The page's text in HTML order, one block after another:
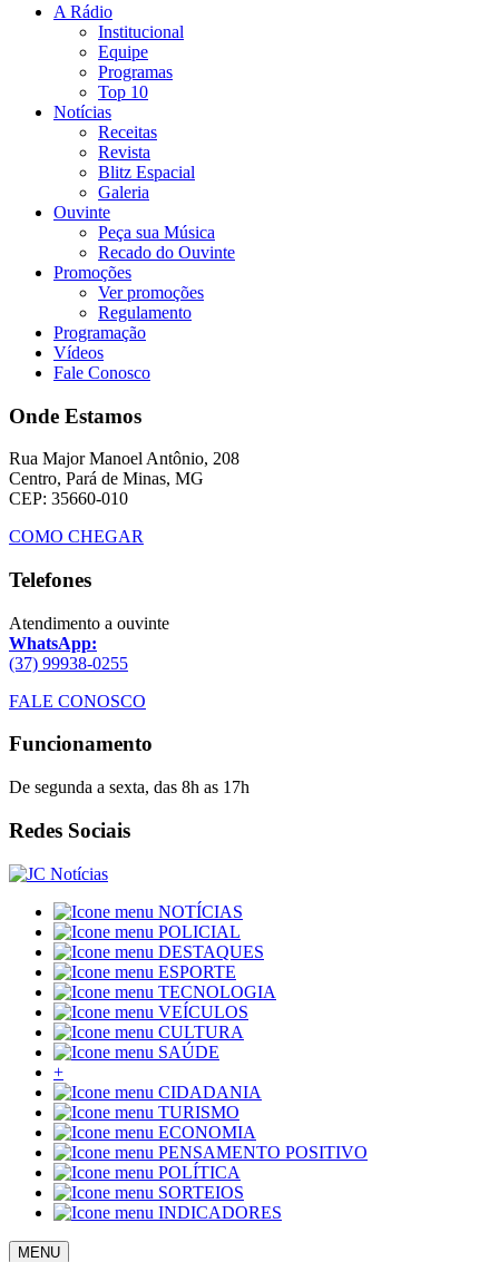
A Rádio
Institucional
Equipe
Programas
Top 10
Notícias
Receitas
Revista
Blitz Espacial
Galeria
Ouvinte
Peça sua Música
Recado do Ouvinte
Promoções
Ver promoções
Regulamento
Programação
Vídeos
Fale Conosco
Onde Estamos
Rua Major Manoel Antônio, 208
Centro, Pará de Minas, MG
CEP: 35660-010
COMO CHEGAR
Telefones
Atendimento a ouvinte
WhatsApp:
(37) 99938-0255
FALE CONOSCO
Funcionamento
De segunda a sexta, das 8h as 17h
Redes Sociais
NOTÍCIAS
POLICIAL
DESTAQUES
ESPORTE
TECNOLOGIA
VEÍCULOS
CULTURA
SAÚDE
+
CIDADANIA
TURISMO
ECONOMIA
PENSAMENTO POSITIVO
POLÍTICA
SORTEIOS
INDICADORES
MENU